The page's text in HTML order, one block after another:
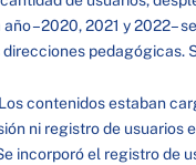
–2020, 2021 y 2022–
pedagógicas.
contenidos estaban
ni registro de usuarios
incorporó el registro de